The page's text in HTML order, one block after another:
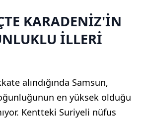
KARADENİZ'İN
İLLERİ
alındığında Samsun,
en yüksek olduğu
Kentteki Suriyeli nüfus